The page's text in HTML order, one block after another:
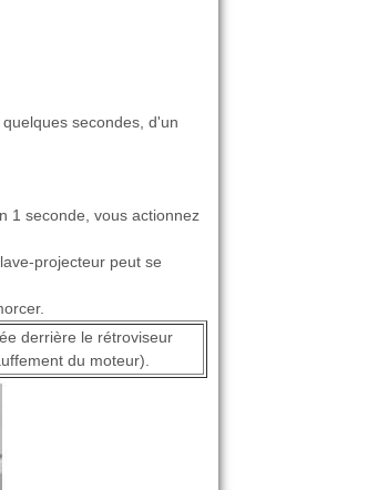
secondes, d'un
1 seconde, vous actionnez
projecteur peut se
derrière le rétroviseur
du moteur).